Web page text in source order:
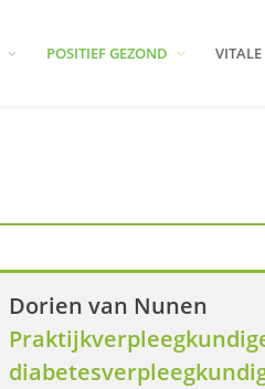
POSITIEF GEZOND
Dorien van Nunen